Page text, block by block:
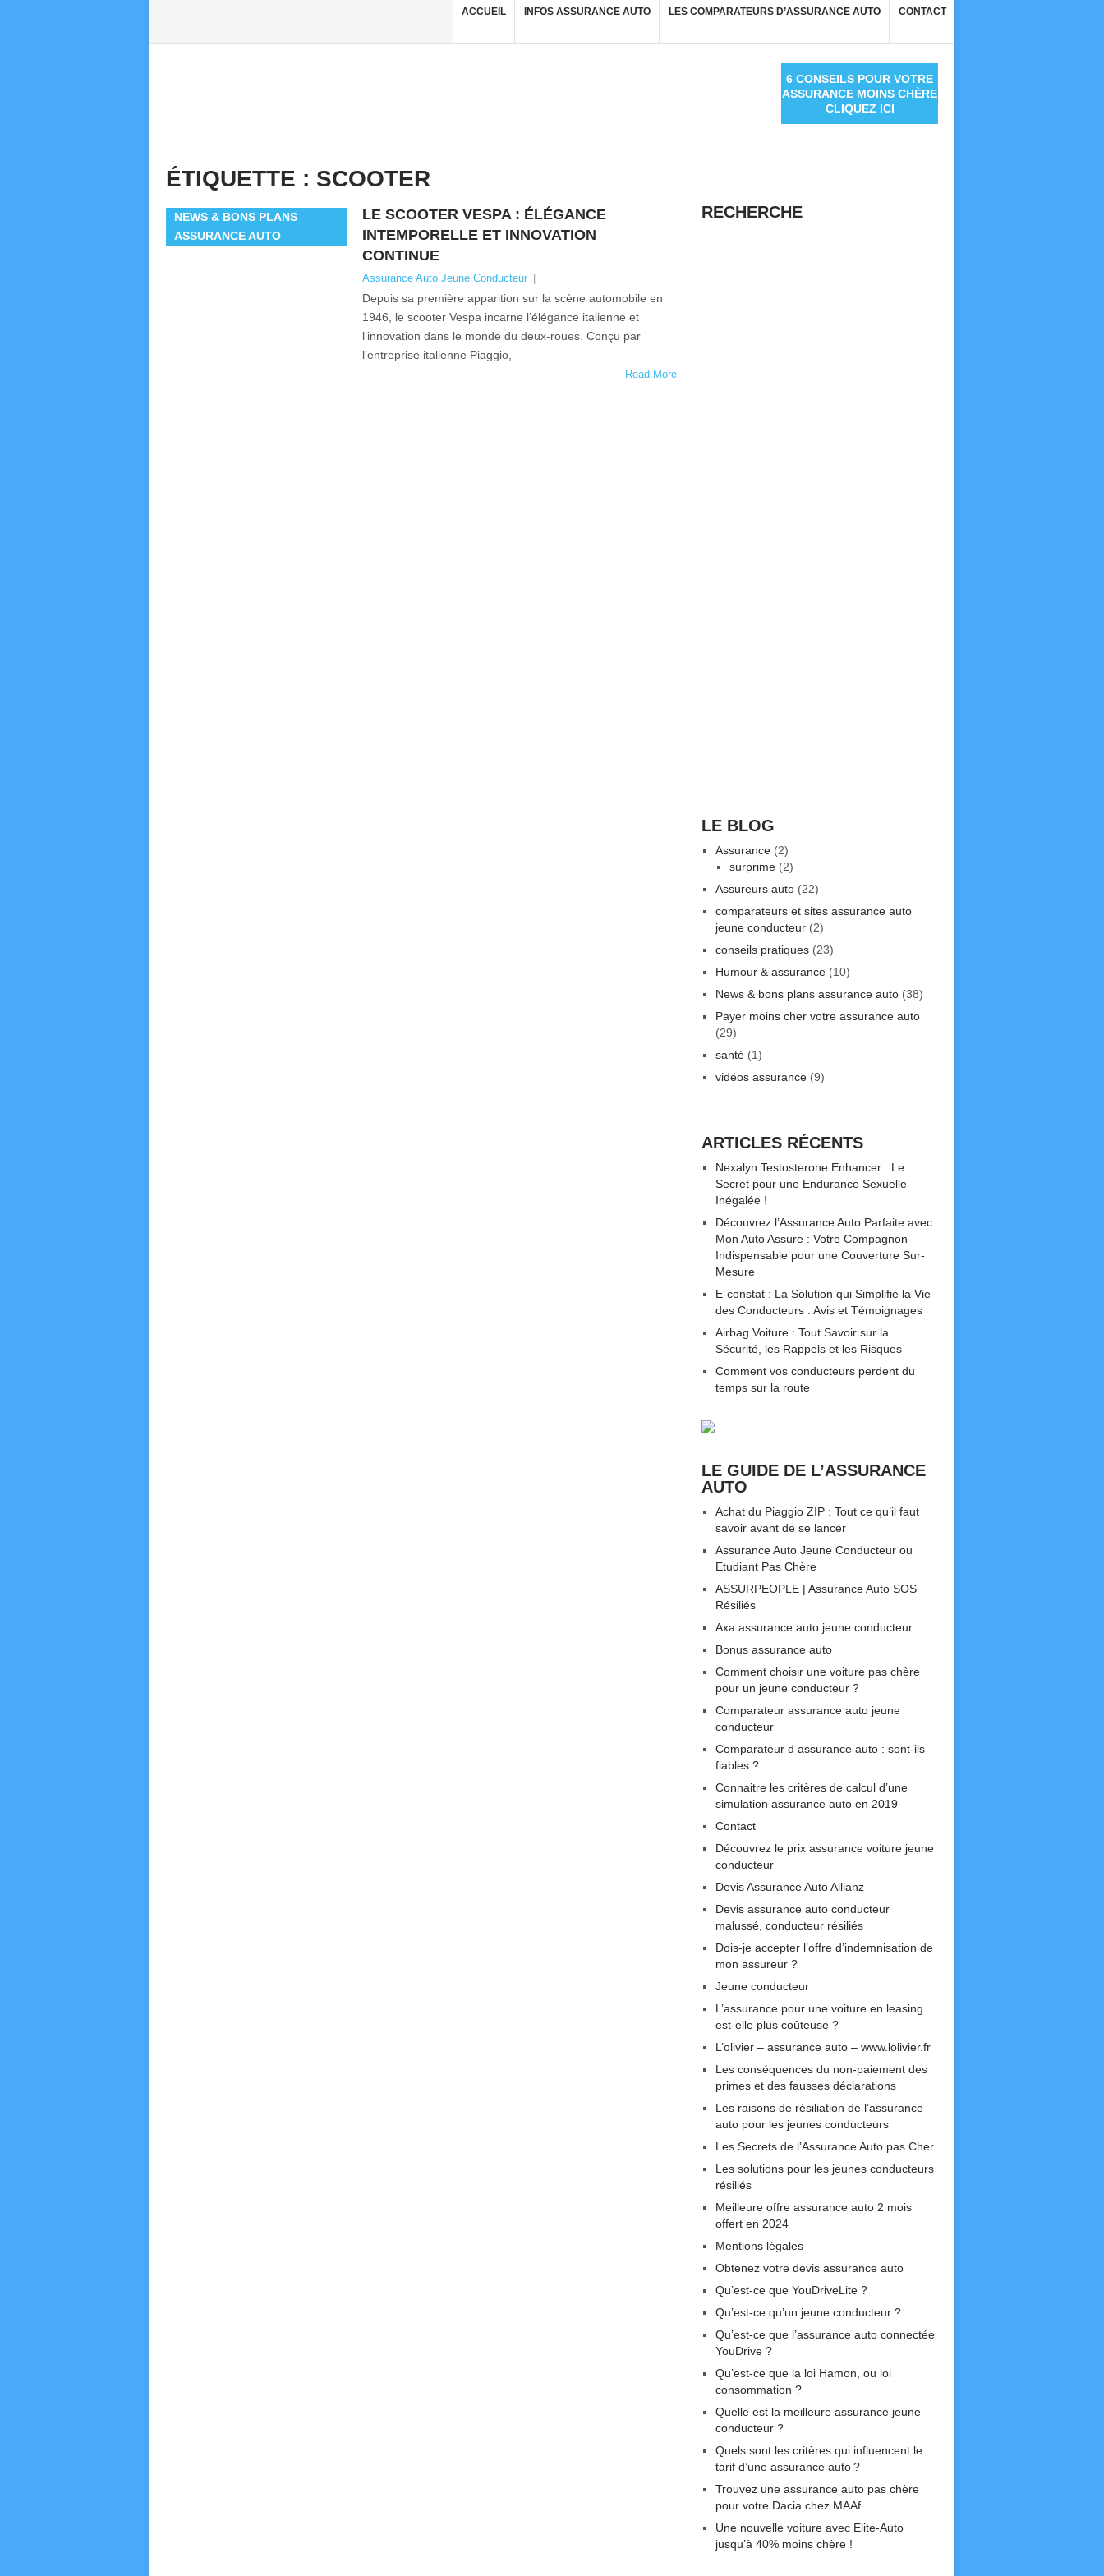
ACCUEIL INFOS ASSURANCE AUTO LES COMPARATEURS D’ASSURANCE AUTO CONTACT
6 CONSEILS POUR VOTRE
ASSURANCE MOINS CHÈRE
CLIQUEZ ICI
ÉTIQUETTE : SCOOTER
NEWS & BONS PLANS
ASSURANCE AUTO
LE SCOOTER VESPA : ÉLÉGANCE
INTEMPORELLE ET INNOVATION
CONTINUE
Assurance Auto Jeune Conducteur
Depuis sa première apparition sur la scène automobile en
1946, le scooter Vespa incarne l’élégance italienne et
l’innovation dans le monde du deux-roues. Conçu par
l’entreprise italienne Piaggio,
Read More
RECHERCHE
LE BLOG
Assurance (2)
surprime (2)
Assureurs auto (22)
comparateurs et sites assurance auto
jeune conducteur (2)
conseils pratiques (23)
Humour & assurance (10)
News & bons plans assurance auto (38)
Payer moins cher votre assurance auto
(29)
santé (1)
vidéos assurance (9)
ARTICLES RÉCENTS
Nexalyn Testosterone Enhancer : Le
Secret pour une Endurance Sexuelle
Inégalée !
Découvrez l’Assurance Auto Parfaite avec
Mon Auto Assure : Votre Compagnon
Indispensable pour une Couverture Sur-
Mesure
E-constat : La Solution qui Simplifie la Vie
des Conducteurs : Avis et Témoignages
Airbag Voiture : Tout Savoir sur la
Sécurité, les Rappels et les Risques
Comment vos conducteurs perdent du
temps sur la route
LE GUIDE DE L’ASSURANCE
AUTO
Achat du Piaggio ZIP : Tout ce qu’il faut
savoir avant de se lancer
Assurance Auto Jeune Conducteur ou
Etudiant Pas Chère
ASSURPEOPLE | Assurance Auto SOS
Résiliés
Axa assurance auto jeune conducteur
Bonus assurance auto
Comment choisir une voiture pas chère
pour un jeune conducteur ?
Comparateur assurance auto jeune
conducteur
Comparateur d assurance auto : sont-ils
fiables ?
Connaitre les critères de calcul d’une
simulation assurance auto en 2019
Contact
Découvrez le prix assurance voiture jeune
conducteur
Devis Assurance Auto Allianz
Devis assurance auto conducteur
malussé, conducteur résiliés
Dois-je accepter l’offre d’indemnisation de
mon assureur ?
Jeune conducteur
L’assurance pour une voiture en leasing
est-elle plus coûteuse ?
L’olivier – assurance auto – www.lolivier.fr
Les conséquences du non-paiement des
primes et des fausses déclarations
Les raisons de résiliation de l’assurance
auto pour les jeunes conducteurs
Les Secrets de l’Assurance Auto pas Cher
Les solutions pour les jeunes conducteurs
résiliés
Meilleure offre assurance auto 2 mois
offert en 2024
Mentions légales
Obtenez votre devis assurance auto
Qu’est-ce que YouDriveLite ?
Qu’est-ce qu’un jeune conducteur ?
Qu’est-ce que l’assurance auto connectée
YouDrive ?
Qu’est-ce que la loi Hamon, ou loi
consommation ?
Quelle est la meilleure assurance jeune
conducteur ?
Quels sont les critères qui influencent le
tarif d’une assurance auto ?
Trouvez une assurance auto pas chère
pour votre Dacia chez MAAf
Une nouvelle voiture avec Elite-Auto
jusqu’à 40% moins chère !